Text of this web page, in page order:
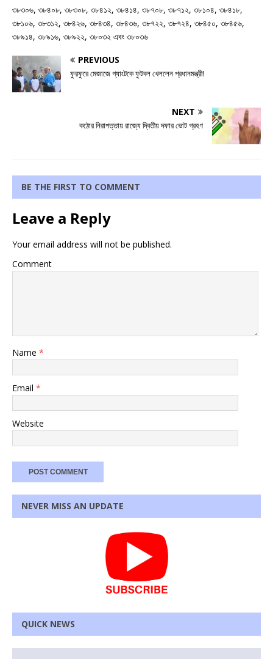
৩৮৩০৬, ৩৮৪০৮, ৩৮৩০৮, ৩৮৪১২, ৩৮৪১৪, ৩৮৭০৮, ৩৮৭১২, ৩৮১০৪, ৩৮৪১৮,
৩৮১০৬, ৩৮৩১২, ৩৮৪২৬, ৩৮৪৩৪, ৩৮৪৩৬, ৩৮৭২২, ৩৮৭২৪, ৩৮৪৫০, ৩৮৪৫৬,
৩৮৯১৪, ৩৮৯১৬, ৩৮৯২২, ৩৮০৩২ এবং ৩৮০৩৬
PREVIOUS
ফুরফুরে মেজাজে গ্যাংটকে ফুটবল খেললেন প্রধানমন্ত্রী!
NEXT
কঠোর নিরাপত্তায় রাজ্যে দ্বিতীয় দফার ভোট গ্রহণ
BE THE FIRST TO COMMENT
Leave a Reply
Your email address will not be published.
Comment
Name *
Email *
Website
NEVER MISS AN UPDATE
QUICK NEWS